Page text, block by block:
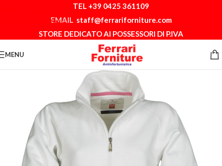
Skip to main content
TEL +39 0425 361109
EMAIL staff@ferrariforniture.com
STORE DEDICATO AI POSSESSORI DI P.IVA
MENU